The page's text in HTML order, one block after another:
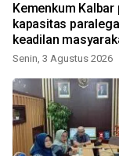
Kemenkum Kalbar
kapasitas
keadilan
Senin, 3 Agustus 2026